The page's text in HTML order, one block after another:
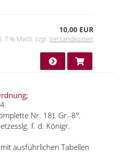
10,00 EUR
7 % MwSt. zzgl.Versandkosten
Nr. 18). Gr.-8°.
f. d. Königr.
ausführlichen Tabellen